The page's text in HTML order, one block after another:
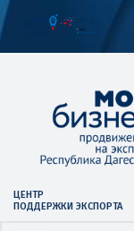
ЦЕНТР
ПОДДЕРЖКИ ЭКСПОРТА